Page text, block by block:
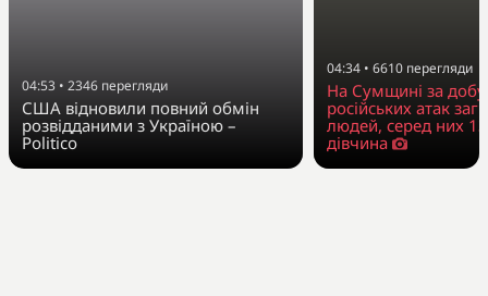
04:53 • 2346 перегляди
США відновили повний обмін
розвідданими з Україною –
Politico
04:34 • 6610 перегляди
На Сумщині за добу
російських атак
людей, серед них
дівчина